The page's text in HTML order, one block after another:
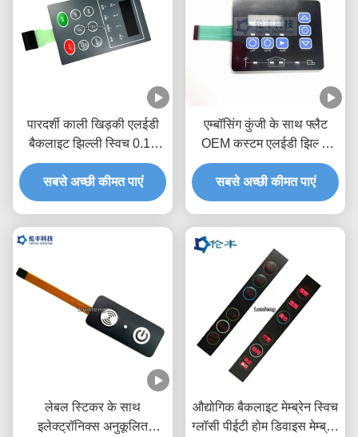
पारदर्शी काली खिड़की एलईडी
बैकलाइट झिल्ली स्विच 0.18
मिमी पीईटी
सबसे अच्छी कीमत पाएं
एम्बॉसिंग कुंजी के साथ फ्लैट
OEM कस्टम एलईडी झिल्ली
स्विच फ्रेम
सबसे अच्छी कीमत पाएं
लेबल स्टिकर के साथ
इलेक्ट्रॉनिक्स अनुकूलित
औद्योगिक बैकलाइट मेम्ब्रेन स्विच
ग्लॉसी पीईटी होम डिवाइस मेम्ब्रेन